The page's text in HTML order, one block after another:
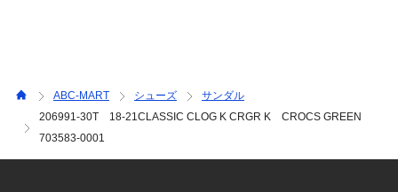
ABC-MART シューズ
サンダル
206991-30T 18-21CLASSIC CLOG K CRGR K CROCS GREEN
703583-0001